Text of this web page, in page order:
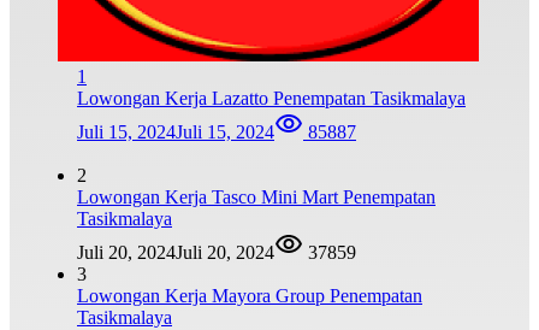
1
Lowongan Kerja Lazatto Penempatan Tasikmalaya
Juli 15, 2024Juli 15, 2024 85887
2
Lowongan Kerja Tasco Mini Mart Penempatan
Tasikmalaya
Juli 20, 2024Juli 20, 2024
37859
3
Lowongan Kerja Mayora Group Penempatan
Tasikmalaya